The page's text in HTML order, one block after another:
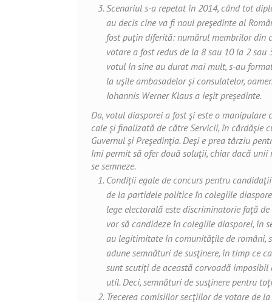
Scenariul s-a repetat în 2014, când tot
au decis cine va fi noul preşedinte al
fost puţin diferită: numărul membrilor din
votare a fost redus de la 8 sau 10 la 2 sau
votul în sine au durat mai mult, s-au
la uşile ambasadelor şi consulatelor,
Iohannis Werner Klaus a ieşit preşedinte.
Da, votul diasporei a fost şi este o manipulare
cale şi finalizată de către Servicii, în cârdăşie
Guvernul şi Preşedinţia. Deşi e prea târziu
îmi permit să ofer două soluţii, chiar dacă unii
se semneze.
Condiţii egale de concurs pentru
de la partidele politice în colegiile
lege electorală este discriminatorie faţă
vor să candideze în colegiile diasporei, în
au legitimitate în comunităţile de români,
adune semnături de susţinere, în timp ce
sunt scutiţi de această corvoadă
util. Deci, semnături de susţinere pentru
Trecerea comisiilor secţiilor de votare de